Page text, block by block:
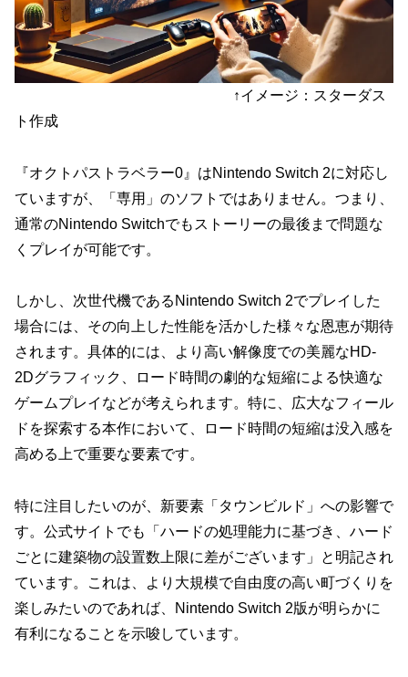
↑イメージ：スターダス
ト作成
『オクトパストラベラー0』はNintendo Switch 2に対応し
ていますが、「専用」のソフトではありません。 つまり、
通常のNintendo Switchでもストーリーの最後まで問題な
くプレイが可能です。
しかし、次世代機であるNintendo Switch 2でプレイした
場合には、その向上した性能を活かした様々な恩恵が期待
されます。具体的には、より高い解像度での美麗なHD-
2Dグラフィック、ロード時間の劇的な短縮による快適な
ゲームプレイなどが考えられます。特に、広大なフィール
ドを探索する本作において、ロード時間の短縮は没入感を
高める上で重要な要素です。
特に注目したいのが、新要素「タウンビルド」への影響で
す。公式サイトでも「ハードの処理能力に基づき、ハード
ごとに建築物の設置数上限に差がございます」と明記され
ています。これは、より大規模で自由度の高い町づくりを
楽しみたいのであれば、Nintendo Switch 2版が明らかに
有利になることを示唆しています。